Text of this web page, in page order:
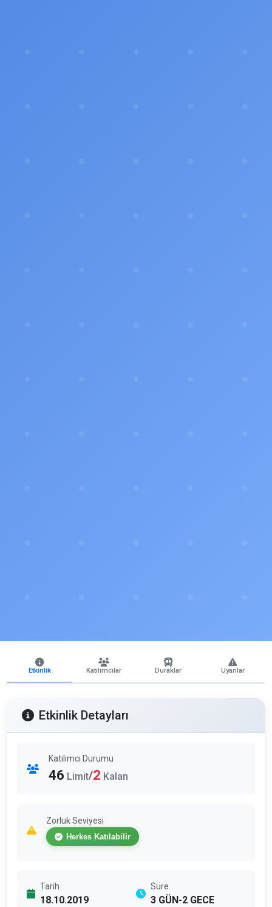
Etkinlik Katılımcılar Duraklar Uyarılar
Etkinlik Detayları
Katılımcı Durumu
46 Limit/2 Kalan
Zorluk Seviyesi
Herkes Katılabilir
Tarih
18.10.2019
Süre
3 GÜN-2 GECE